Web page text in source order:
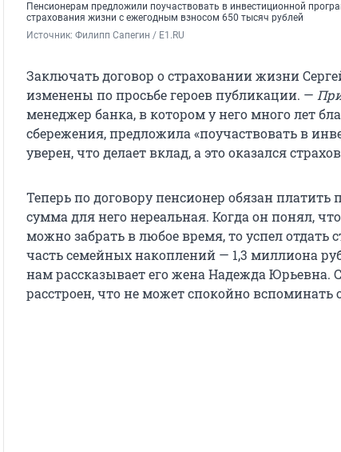
Пенсионерам предложили поучаствовать в инвестиционной
страхования жизни с ежегодным взносом 650 тысяч рублей
Источник: Филипп Сапегин / E1.RU
Заключать договор о страховании жизни
изменены по просьбе героев публикации. —
менеджер банка, в котором у него много лет
сбережения, предложила «поучаствовать в
уверен, что делает вклад, а это оказался
Теперь по договору пенсионер обязан платить
сумма для него нереальная. Когда он понял,
можно забрать в любое время, то успел
часть семейных накоплений — 1,3 миллиона
нам рассказывает его жена Надежда Юрьевна.
расстроен, что не может спокойно вспоминать